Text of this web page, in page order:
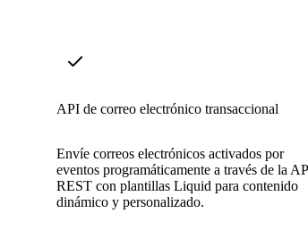
API de correo electrónico transaccional
Envíe correos electrónicos activados por
eventos programáticamente a través de la
REST con plantillas Liquid para contenido
dinámico y personalizado.